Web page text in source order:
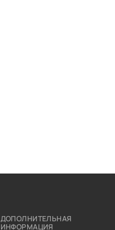
ДОПОЛНИТЕЛЬНАЯ
ИНФОРМАЦИЯ